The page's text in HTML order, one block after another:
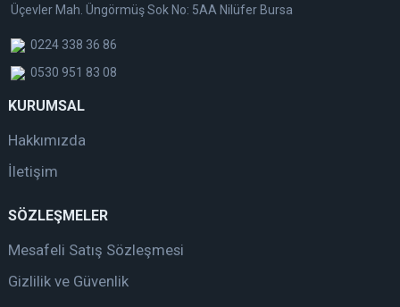
Üçevler Mah. Üngörmüş Sok No: 5AA Nilüfer Bursa
0224 338 36 86
0530 951 83 08
KURUMSAL
Hakkımızda
İletişim
SÖZLEŞMELER
Mesafeli Satış Sözleşmesi
Gizlilik ve Güvenlik